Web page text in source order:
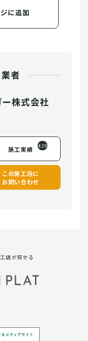
に追加
者
株式会社
施工実績 439
この施工店に
お問い合わせ
店が探せる